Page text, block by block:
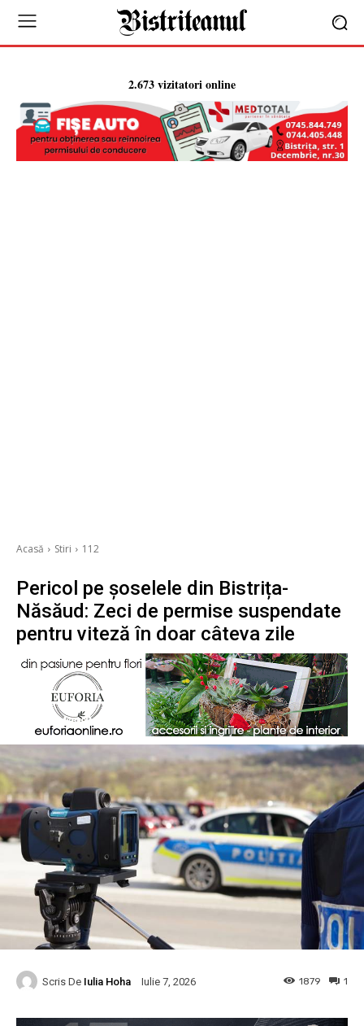
2.673 vizitatori online
Acasă Stiri 112
Pericol pe șoselele din Bistrița-
Năsăud: Zeci de permise suspendate
pentru viteză în doar câteva zile
Scris De Iulia Hoha Iulie 7, 2026 1
1879